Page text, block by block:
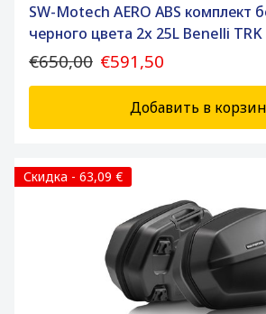
SW-Motech AERO ABS комплект
черного цвета 2x 25L Benelli TRK
€650,00 €591,50
Добавить в
Скидка - 63,09 €